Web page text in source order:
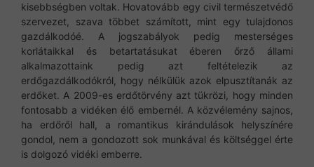
kisebbségben voltak. Hovatovább egy civil természetvédő
szervezet, szava többet számított, mint egy tulajdonos
gazdálkodóé. A jogszabályok pedig mesterséges
korlátaikkal és betartatásukat éberen őrző állami
alkalmazottaink pedig azt feltételezik az
erdőgazdálkodókról, hogy nélkülük azok elpusztítanák az
erdőket. A 2009-es erdőtörvény azt tükrözi, hogy minden
fontosabb a vidéken élő embernél. A közvélemény sajnos,
ha erdőről hall, a romantikus kirándulások helyszínére
gondol, nem a gondozott sok munkával és költséggel érte
is dolgozó vidéki emberre.